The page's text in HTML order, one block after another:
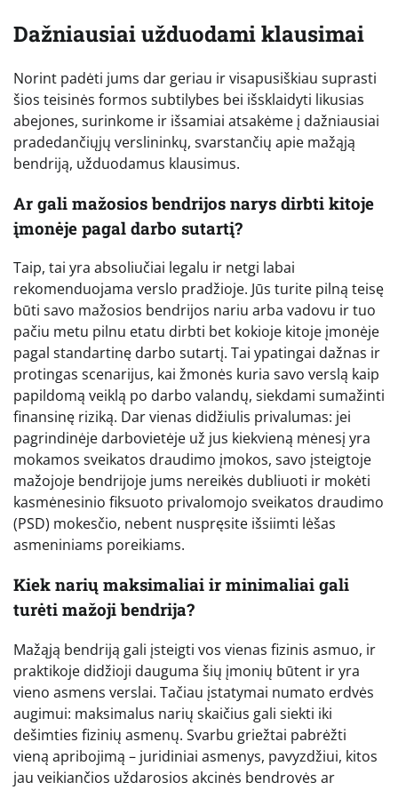
Dažniausiai užduodami klausimai
Norint padėti jums dar geriau ir visapusiškiau suprasti
šios teisinės formos subtilybes bei išsklaidyti likusias
abejones, surinkome ir išsamiai atsakėme į dažniausiai
pradedančiųjų verslininkų, svarstančių apie mažąją
bendriją, užduodamus klausimus.
Ar gali mažosios bendrijos narys dirbti kitoje
įmonėje pagal darbo sutartį?
Taip, tai yra absoliučiai legalu ir netgi labai
rekomenduojama verslo pradžioje. Jūs turite pilną teisę
būti savo mažosios bendrijos nariu arba vadovu ir tuo
pačiu metu pilnu etatu dirbti bet kokioje kitoje įmonėje
pagal standartinę darbo sutartį. Tai ypatingai dažnas ir
protingas scenarijus, kai žmonės kuria savo verslą kaip
papildomą veiklą po darbo valandų, siekdami sumažinti
finansinę riziką. Dar vienas didžiulis privalumas: jei
pagrindinėje darbovietėje už jus kiekvieną mėnesį yra
mokamos sveikatos draudimo įmokos, savo įsteigtoje
mažojoje bendrijoje jums nereikės dubliuoti ir mokėti
kasmėnesinio fiksuoto privalomojo sveikatos draudimo
(PSD) mokesčio, nebent nuspręsite išsiimti lėšas
asmeniniams poreikiams.
Kiek narių maksimaliai ir minimaliai gali
turėti mažoji bendrija?
Mažąją bendriją gali įsteigti vos vienas fizinis asmuo, ir
praktikoje didžioji dauguma šių įmonių būtent ir yra
vieno asmens verslai. Tačiau įstatymai numato erdvės
augimui: maksimalus narių skaičius gali siekti iki
dešimties fizinių asmenų. Svarbu griežtai pabrėžti
vieną apribojimą – juridiniai asmenys, pavyzdžiui, kitos
jau veikiančios uždarosios akcinės bendrovės ar